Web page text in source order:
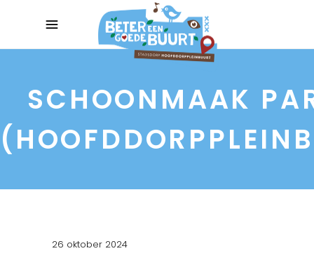
SCHOONMAAK
26 oktober 2024